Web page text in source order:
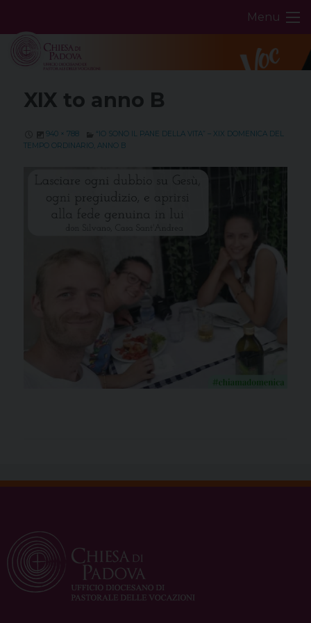
content
Menu
XIX to anno B
940 × 788
“IO SONO IL PANE DELLA VITA” – XIX DOMENICA DEL
TEMPO ORDINARIO, ANNO B